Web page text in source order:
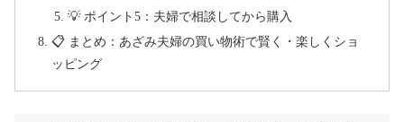
💡 ポイント5：夫婦で相談してから購入
📋 まとめ：あざみ夫婦の買い物術で賢く・楽しくショ
ッピング